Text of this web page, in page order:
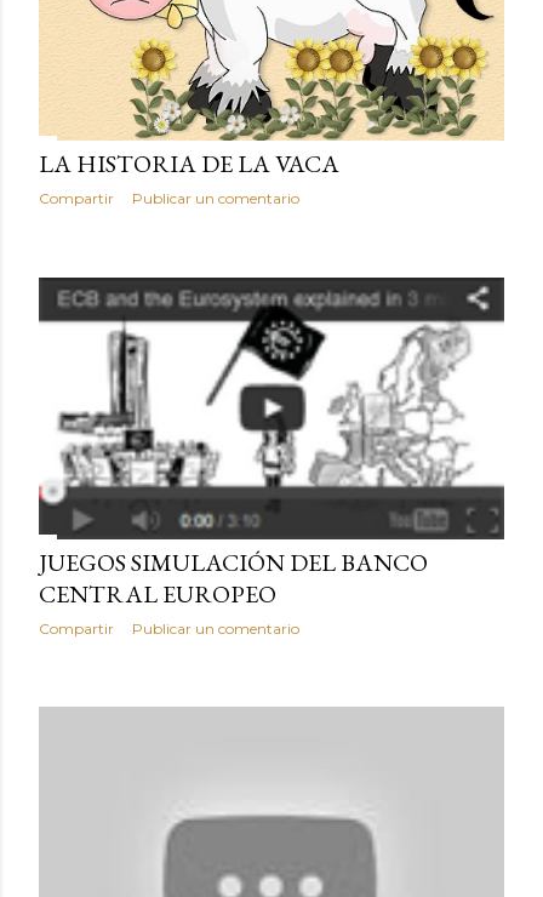
LA HISTORIA DE LA VACA
Compartir Publicar un comentario
JUEGOS SIMULACIÓN DEL BANCO
CENTRAL EUROPEO
Compartir Publicar un comentario